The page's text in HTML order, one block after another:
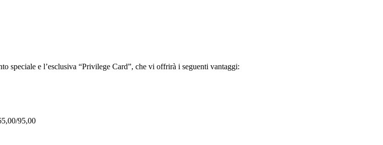
speciale e l’esclusiva “Privilege Card”, che vi offrirà i seguenti vantaggi:
95,00